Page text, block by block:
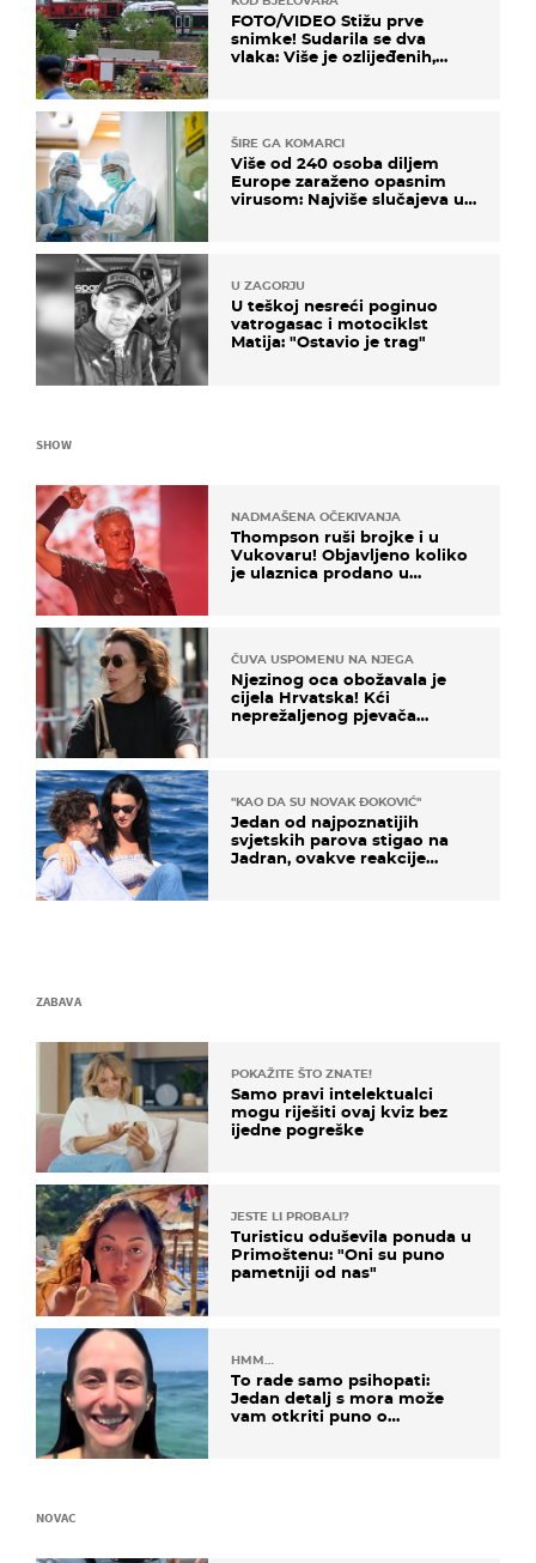
FOTO/VIDEO Stižu prve
snimke! Sudarila se dva
vlaka: Više je ozlijeđenih,
ŠIRE GA KOMARCI
Više od 240 osoba diljem
Europe zaraženo opasnim
virusom: Najviše slučajeva u
U ZAGORJU
U teškoj nesreći poginuo
vatrogasac i motociklst
Matija: "Ostavio je trag"
SHOW
NADMAŠENA OČEKIVANJA
Thompson ruši brojke i u
Vukovaru! Objavljeno koliko
je ulaznica prodano u
ČUVA USPOMENU NA NJEGA
Njezinog oca obožavala je
cijela Hrvatska! Kći
neprežaljenog pjevača
"KAO DA SU NOVAK ĐOKOVIĆ"
Jedan od najpoznatijih
svjetskih parova stigao na
Jadran, ovakve reakcije
ZABAVA
POKAŽITE ŠTO ZNATE!
Samo pravi intelektualci
mogu riješiti ovaj kviz bez
ijedne pogreške
JESTE LI PROBALI?
Turisticu oduševila ponuda u
Primoštenu: "Oni su puno
pametniji od nas"
HMM…
To rade samo psihopati:
Jedan detalj s mora može
vam otkriti puno o
NOVAC